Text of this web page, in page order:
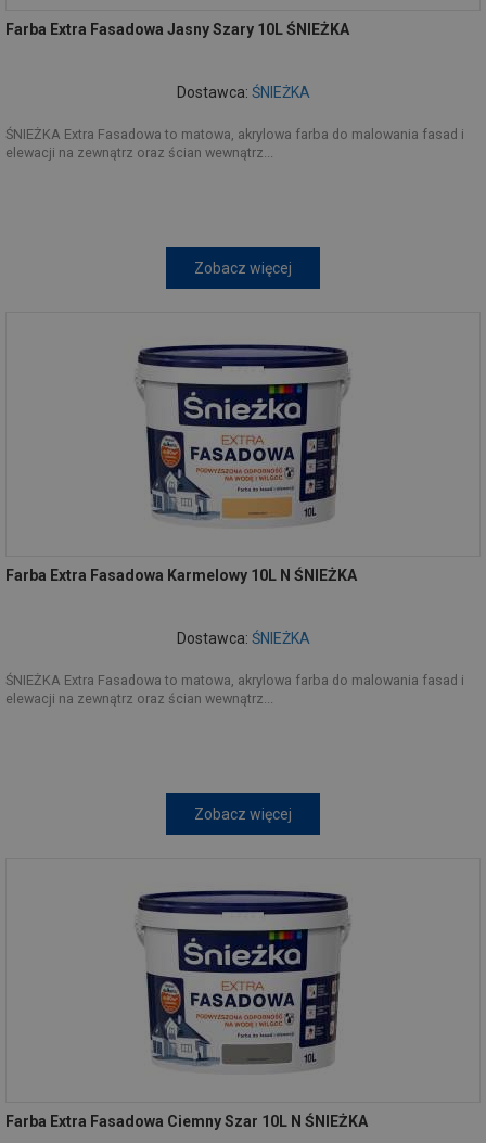
Farba Extra Fasadowa Jasny Szary 10L ŚNIEŻKA
Dostawca: ŚNIEŻKA
ŚNIEŻKA Extra Fasadowa to matowa, akrylowa farba do malowania fasad i
elewacji na zewnątrz oraz ścian wewnątrz...
Zobacz więcej
Farba Extra Fasadowa Karmelowy 10L N ŚNIEŻKA
Dostawca: ŚNIEŻKA
ŚNIEŻKA Extra Fasadowa to matowa, akrylowa farba do malowania fasad i
elewacji na zewnątrz oraz ścian wewnątrz...
Zobacz więcej
Farba Extra Fasadowa Ciemny Szar 10L N ŚNIEŻKA